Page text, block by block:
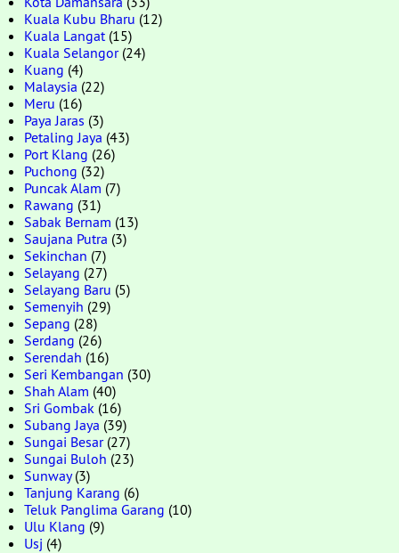
Kuala Kubu Bharu (12)
Kuala Langat(15)
Kuala Selangor(24)
Kuang (4)
Malaysia (22)
Meru (16)
Paya Jaras (3)
Petaling Jaya (43)
Port Klang (26)
Puchong (32)
Puncak Alam (7)
Rawang (31)
Sabak Bernam (13)
Saujana Putra (3)
Sekinchan (7)
Selayang (27)
Selayang Baru (5)
Semenyih (29)
Sepang (28)
Serdang (26)
Serendah (16)
Seri Kembangan (30)
Shah Alam (40)
Sri Gombak (16)
Subang Jaya (39)
Sungai Besar(27)
Sungai Buloh (23)
Sunway(3)
Tanjung Karang (6)
Teluk Panglima Garang (10)
Ulu Klang (9)
Usj (4)